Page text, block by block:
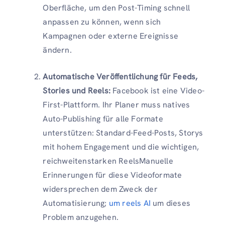
Oberfläche, um den Post-Timing schnell
anpassen zu können, wenn sich
Kampagnen oder externe Ereignisse
ändern.
Automatische Veröffentlichung für Feeds,
Stories und Reels: Facebook ist eine Video-
First-Plattform. Ihr Planer muss natives
Auto-Publishing für alle Formate
unterstützen: Standard-Feed-Posts, Storys
mit hohem Engagement und die wichtigen,
reichweitenstarken ReelsManuelle
Erinnerungen für diese Videoformate
widersprechen dem Zweck der
Automatisierung; um reels AI um dieses
Problem anzugehen.